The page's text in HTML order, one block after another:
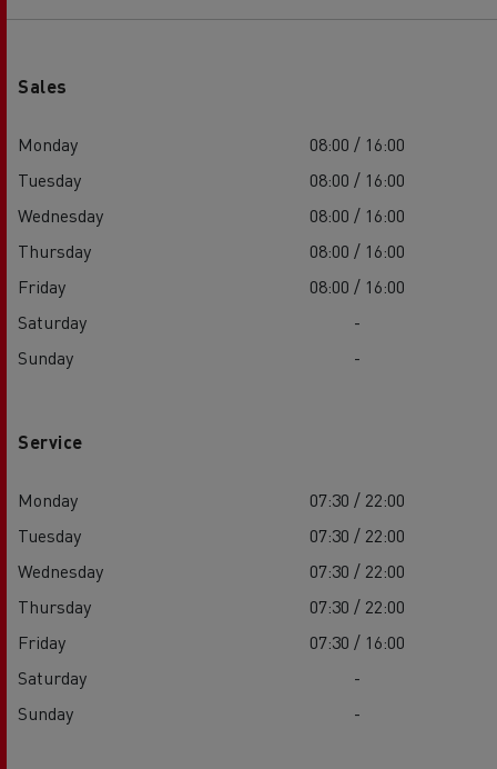
Sales
Monday
08:00 / 16:00
Tuesday
08:00 / 16:00
Wednesday
08:00 / 16:00
Thursday
08:00 / 16:00
Friday
08:00 / 16:00
Saturday
-
Sunday
-
Service
Monday
07:30 / 22:00
Tuesday
07:30 / 22:00
Wednesday
07:30 / 22:00
Thursday
07:30 / 22:00
Friday
07:30 / 16:00
Saturday
-
Sunday
-